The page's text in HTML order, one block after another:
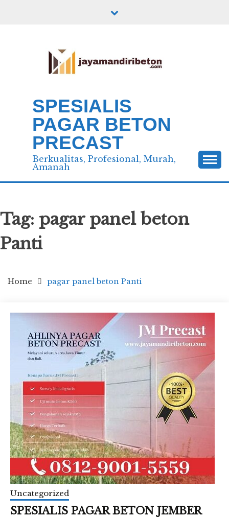
SPESIALIS
PAGAR BETON
PRECAST
Berkualitas, Profesional, Murah,
Amanah
Tag: pagar panel beton
Panti
Home pagar panel beton Panti
Uncategorized
SPESIALIS PAGAR BETON JEMBER